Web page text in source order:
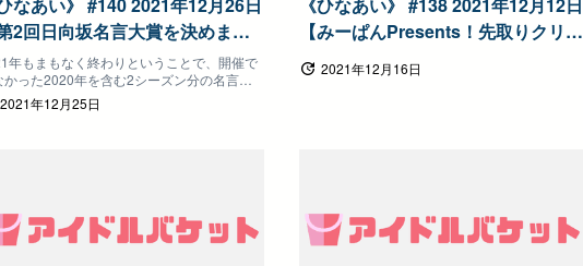
第2回日向坂名言大賞を決めまし
！！（後半）】日向坂で会いま
う
年もまもなく終わりということで、開催で
かった2020年を含む2シーズン分の名言の
ら「最優秀名言」を決定！前回、さまざま
言が名乗りをあげたが、今回もまだまだあ
2021年12月25日
【みーぱんPresents！先取りクリス
マスパーティーで盛り上がりましょ
う！！】日向坂で会いましょう
2021年12月16日